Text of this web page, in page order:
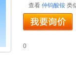
查看 仲钨酸铵 类
0